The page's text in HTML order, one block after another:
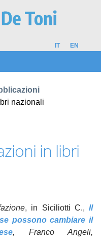
IT EN
nazionali
in libri
, in Siciliotti C.,Il
possono cambiare il
, Franco Angeli,